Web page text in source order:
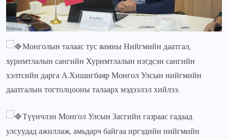
Монголын талаас тус яамны Нийгмийн даатгал,
хуримтлалын сангийн Хуримтлалын нэгдсэн сангийн
хэлтсийн дарга А.Хишигбаяр Монгол Улсын нийгмийн
даатгалын тогтолцооны талаарх мэдээлэл хийлээ.
Түүнчлэн Монгол Улсын Засгийн газраас гадаад
улсуудад ажиллаж, амьдарч байгаа иргэдийн нийгмийн